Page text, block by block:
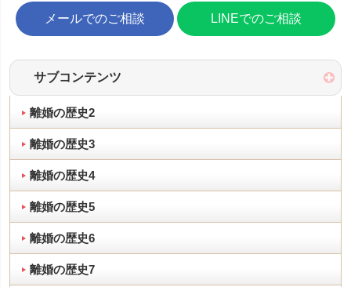
メールでのご相談 LINEでのご相談
サブコンテンツ
離婚の歴史2
離婚の歴史3
離婚の歴史4
離婚の歴史5
離婚の歴史6
離婚の歴史7